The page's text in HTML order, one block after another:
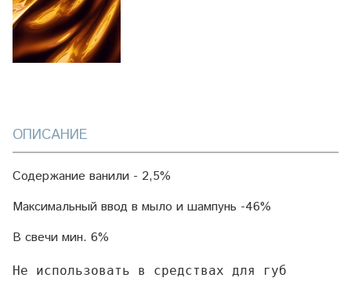
ОПИСАНИЕ
Содержание ванили - 2,5%
Максимальный ввод в мыло и шампунь -46%
В свечи мин. 6%
Не использовать в средствах для губ